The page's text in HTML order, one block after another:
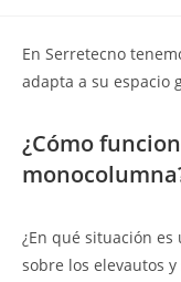
En Serretecno
adapta a su espacio
¿Cómo
¿En qué situación
sobre los elevautos